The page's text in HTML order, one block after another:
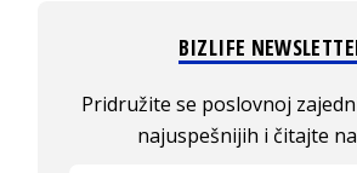
BIZLIFE
Pridružite se poslovnoj
najuspešnijih i čitajte